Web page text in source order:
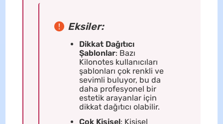
Eksiler:
Dikkat Dağıtıcı
Şablonlar: Bazı
Kilonotes kullanıcıları
şablonları çok renkli ve
sevimli buluyor, bu da
daha profesyonel bir
estetik arayanlar için
dikkat dağıtıcı olabilir.
Çok Kişisel: Kişisel